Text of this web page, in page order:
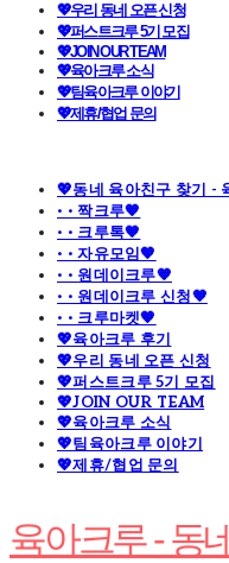
💖우리 동네 오픈 신청
💖퍼스트크루 5기 모집
💖JOIN OUR TEAM
💖육아크루 소식
💖팀육아크루 이야기
💖제휴/협업 문의
💖동네 육아친구 찾기 -
· · 짝크루🧡
· · 크루톡🧡
· · 자유모임🧡
· · 원데이크루🧡
· · 원데이크루 신청🧡
· · 크루마켓🧡
💖육아크루 후기
💖우리 동네 오픈 신청
💖퍼스트크루 5기 모집
💖JOIN OUR TEAM
💖육아크루 소식
💖팀육아크루 이야기
💖제휴/협업 문의
육아크루 - 동